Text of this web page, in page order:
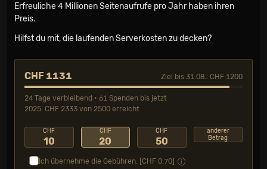
Erfreuliche 4 Millionen Seiten­aufrufe pro Jahr haben ihren
Preis.
Hilfst du mit, die laufenden Serverkosten zu decken?
CHF 1131 Ziel bis 31.08.: CHF 1200
24 Tage verbleibend • 61 Spenden bis jetzt
2025: CHF 2333 von 2500 erreicht
CHF
10
CHF
20
CHF
50
anderer
Betrag
Ich übernehme die Gebühren. [CHF 0.70